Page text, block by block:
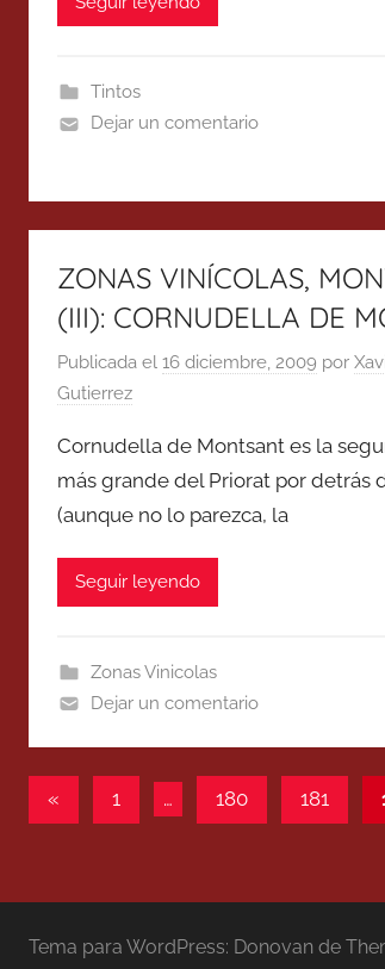
Tintos
Dejar un comentario
ZONAS VINÍCOLAS,
(III): CORNUDELLA DE
Publicada el 16 diciembre, 2009 por
Gutierrez
Cornudella de Montsant es la
más grande del Priorat por detrás
(aunque no lo parezca, la
Seguir leyendo
Zonas Vinicolas
Dejar un comentario
Paginación
« Entradas
1 … 180 181
Tema para WordPress: Donovan de